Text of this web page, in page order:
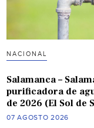
NACIONAL
Salamanca –
purificadora de
de 2026 (El Sol de
07 AGOSTO 2026